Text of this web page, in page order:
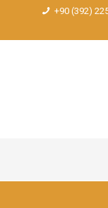
+90 (392)